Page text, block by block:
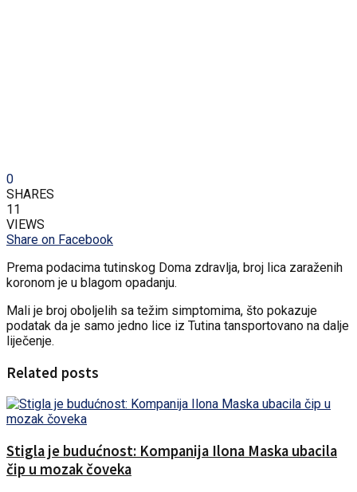
0
SHARES
11
VIEWS
Share on Facebook
Prema podacima tutinskog Doma zdravlja, broj lica zaraženih
koronom je u blagom opadanju.
Mali je broj oboljelih sa težim simptomima, što pokazuje
podatak da je samo jedno lice iz Tutina tansportovano na dalje
liječenje.
Related posts
Stigla je budućnost: Kompanija Ilona Maska ubacila
čip u mozak čoveka